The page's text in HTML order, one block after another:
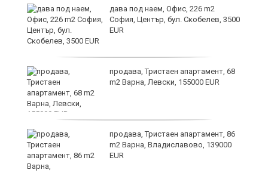
дава под наем, Офис, 226 m2
София, Център, бул. Скобелев, 3500
EUR
продава, Тристаен апартамент, 68
m2 Варна, Левски, 155000 EUR
продава, Тристаен апартамент, 86
m2 Варна, Владиславово, 139000
EUR